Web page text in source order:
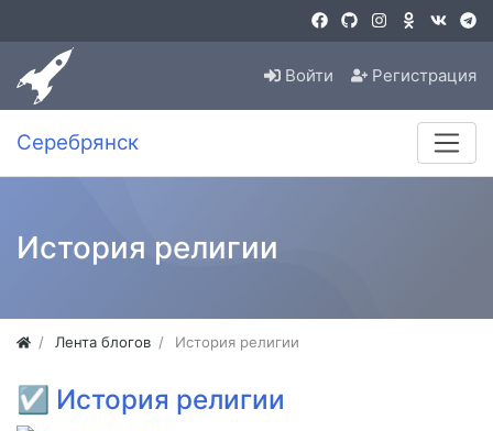
Войти Регистрация
Серебрянск
История религии
Лента блогов История религии
☑ История религии